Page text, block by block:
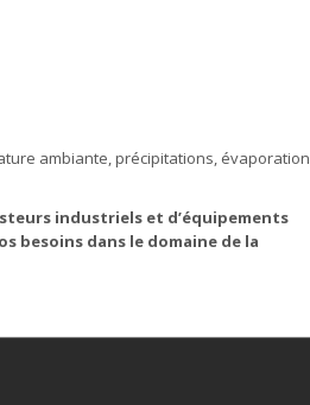
ambiante, précipitations, évaporation
industriels et d’équipements
besoins dans le domaine de la